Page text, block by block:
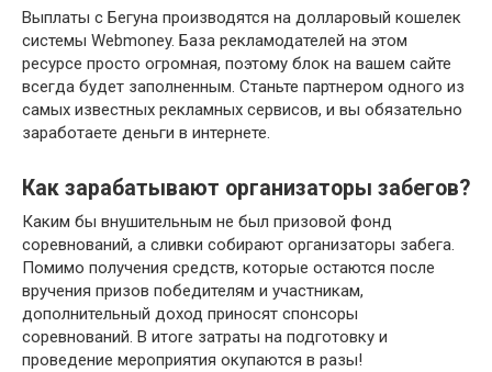
Выплаты с Бегуна производятся на долларовый кошелек
системы Webmoney. База рекламодателей на этом
ресурсе просто огромная, поэтому блок на вашем сайте
всегда будет заполненным. Станьте партнером одного из
самых известных рекламных сервисов, и вы обязательно
заработаете деньги в интернете.
Как зарабатывают организаторы забегов?
Каким бы внушительным не был призовой фонд
соревнований, а сливки собирают организаторы забега.
Помимо получения средств, которые остаются после
вручения призов победителям и участникам,
дополнительный доход приносят спонсоры
соревнований. В итоге затраты на подготовку и
проведение мероприятия окупаются в разы!